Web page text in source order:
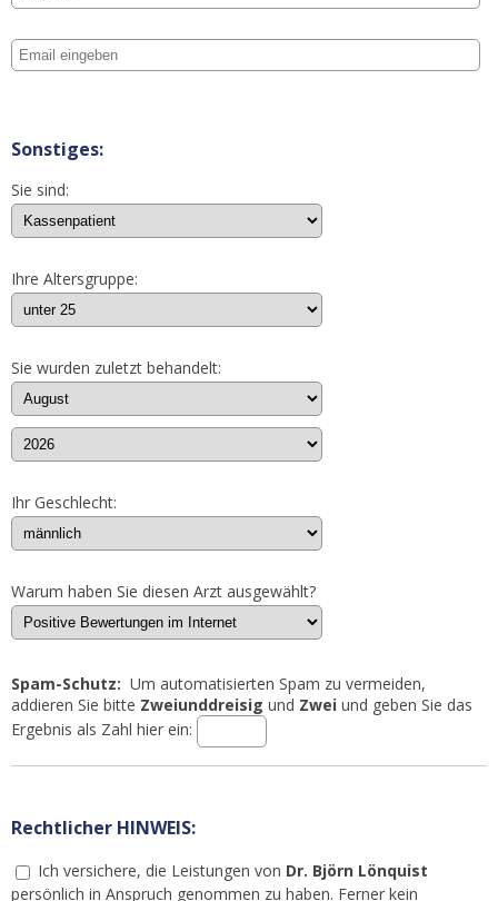
Sonstiges:
Sie sind:
Ihre Altersgruppe:
Sie wurden zuletzt behandelt:
Ihr Geschlecht:
Warum haben Sie diesen Arzt ausgewählt?
Spam-Schutz: Um automatisierten Spam zu vermeiden,
addieren Sie bitte Zweiunddreisig und Zwei und geben Sie das
Ergebnis als Zahl hier ein:
Rechtlicher HINWEIS:
Ich versichere, die Leistungen von Dr. Björn Lönquist
persönlich in Anspruch genommen zu haben. Ferner kein